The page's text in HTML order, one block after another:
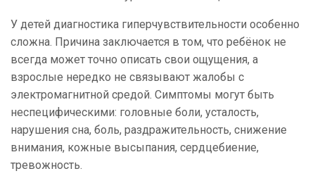
У детей диагностика гиперчувствительности особенно
сложна. Причина заключается в том, что ребёнок не
всегда может точно описать свои ощущения, а
взрослые нередко не связывают жалобы с
электромагнитной средой. Симптомы могут быть
неспецифическими: головные боли, усталость,
нарушения сна, боль, раздражительность, снижение
внимания, кожные высыпания, сердцебиение,
тревожность.